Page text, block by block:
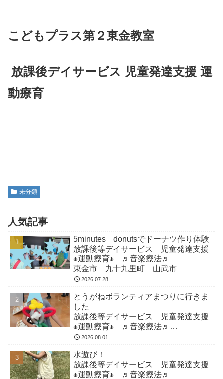
こどもプラス第２東金教室
放課後デイサービス 児童発達支援 運
動療育
未分類
人気記事
5minutes donutsでドーナツ作り体験
放課後等デイサービス 児童発達支援
⁕運動療育⁕ ♬音楽療法♬
東金市 九十九里町 山武市
2026.07.28
とうがねボランティアまつりに行きま
した
放課後等デイサービス 児童発達支援
⁕運動療育⁕ ♬音楽療法♬
東金市 九十九里町 山武市
2026.08.01
水遊び！
放課後等デイサービス 児童発達支援
⁕運動療育⁕ ♬音楽療法♬